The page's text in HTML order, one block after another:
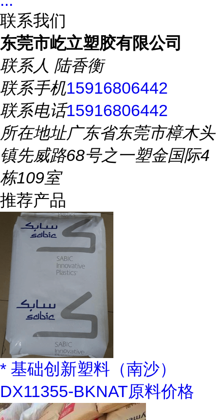
联系我们
东莞市屹立塑胶有限公司
联系人 陆香衡
联系手机15916806442
联系电话15916806442
所在地址广东省东莞市樟木头
镇先威路68号之一塑金国际4
栋109室
推荐产品
* 基础创新塑料（南沙）
DX11355-BKNAT原料价格